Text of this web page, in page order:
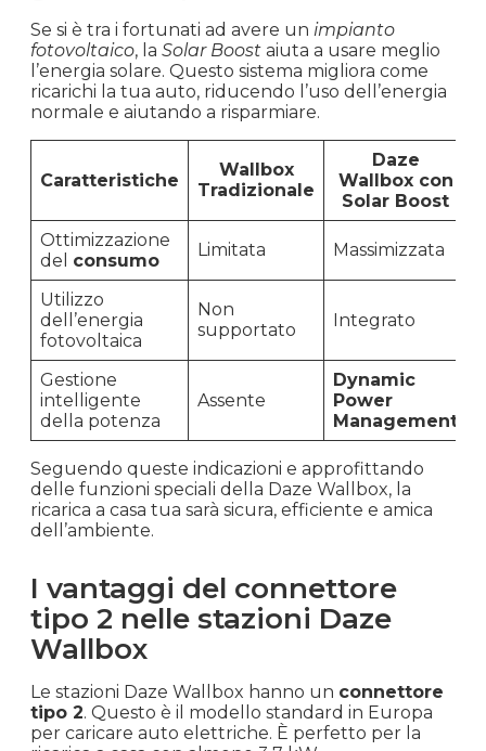
Se si è tra i fortunati ad avere un impianto
fotovoltaico, la Solar Boost aiuta a usare meglio
l’energia solare. Questo sistema migliora come
ricarichi la tua auto, riducendo l’uso dell’energia
normale e aiutando a risparmiare.
Caratteristiche
Wallbox
Tradizionale
Daze
Wallbox con
Solar Boost
Ottimizzazione
del consumo
Limitata Massimizzata
Utilizzo
dell’energia
fotovoltaica
Non
supportato
Integrato
Gestione
intelligente
della potenza
Assente
Dynamic
Power
Management
Seguendo queste indicazioni e approfittando
delle funzioni speciali della Daze Wallbox, la
ricarica a casa tua sarà sicura, efficiente e amica
dell’ambiente.
I vantaggi del connettore
tipo 2 nelle stazioni Daze
Wallbox
Le stazioni Daze Wallbox hanno un connettore
tipo 2. Questo è il modello standard in Europa
per caricare auto elettriche. È perfetto per la